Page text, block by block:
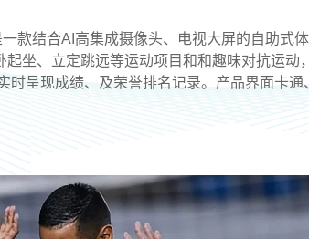
款结合AI高集成摄像头、电视大屏的自助式
起坐、立定跳远等运动项目和和趣味对抗运
时呈现成绩、及荣誉排名记录。产品界面卡